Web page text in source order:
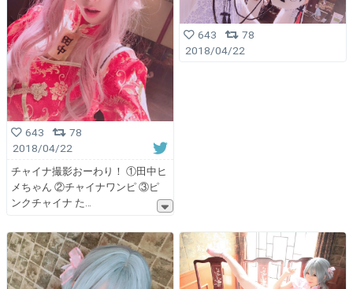
643
78
2018/04/22
チャイナ撮影おーわり！ ①田中ヒ
メちゃん ②チャイナワンピ ③ピ
ンクチャイナ た
643
78
2018/04/22